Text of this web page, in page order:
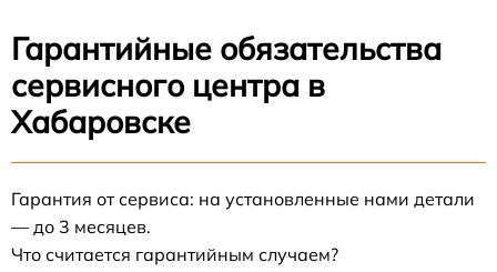
Гарантийные обязательства
сервисного центра в
Хабаровске
Гарантия от сервиса: на установленные нами детали
— до 3 месяцев.
Что считается гарантийным случаем?